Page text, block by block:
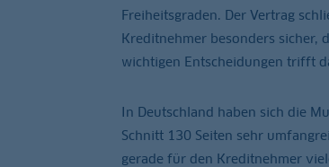
Freiheitsgraden. Der Vertrag
Kreditnehmer besonders sicher,
wichtigen Entscheidungen trifft
In Deutschland haben sich die
Schnitt 130 Seiten sehr
gerade für den Kreditnehmer